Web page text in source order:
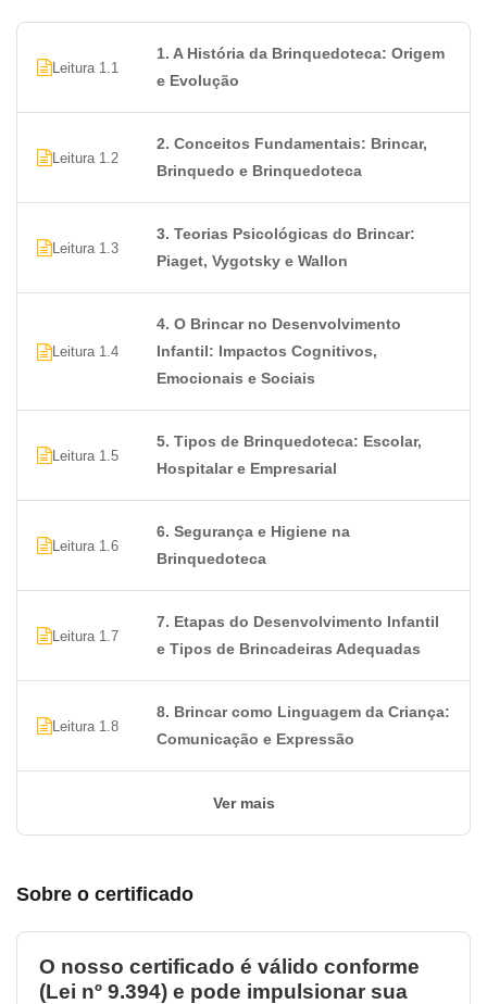
aprendizado das crianças.
Leitura 1.1
1. A História da Brinquedoteca: Origem
e Evolução
Leitura 1.2
2. Conceitos Fundamentais: Brincar,
Brinquedo e Brinquedoteca
Leitura 1.3
3. Teorias Psicológicas do Brincar:
Piaget, Vygotsky e Wallon
Leitura 1.4
4. O Brincar no Desenvolvimento
Infantil: Impactos Cognitivos,
Emocionais e Sociais
Leitura 1.5
5. Tipos de Brinquedoteca: Escolar,
Hospitalar e Empresarial
Leitura 1.6
6. Segurança e Higiene na
Brinquedoteca
Leitura 1.7
7. Etapas do Desenvolvimento Infantil
e Tipos de Brincadeiras Adequadas
Leitura 1.8
8. Brincar como Linguagem da Criança:
Comunicação e Expressão
Ver mais
Sobre o certificado
O nosso certificado é válido conforme
(Lei nº 9.394) e pode impulsionar sua